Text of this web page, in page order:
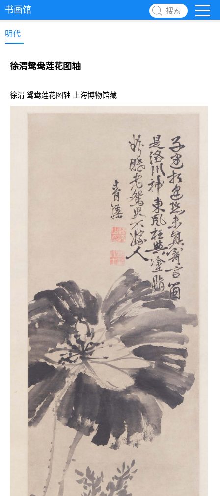
书画馆 搜索
明代
徐渭鸳鸯莲花图轴
徐渭 鸳鸯莲花图轴 上海博物馆藏